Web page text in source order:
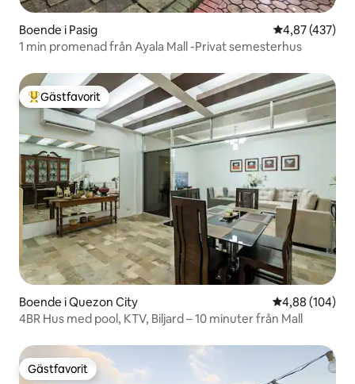
Boende i Pasig 4,87 av 5 i
4,87 (437)
1 min promenad från Ayala Mall -Privat semesterhus
Populär gästfavorit
Gästfavorit
Boende i Quezon City 4,88 av 5 i
4,88 (104)
4BR Hus med pool, KTV, Biljard – 10 minuter från Mall
Gästfavorit
Gästfavorit